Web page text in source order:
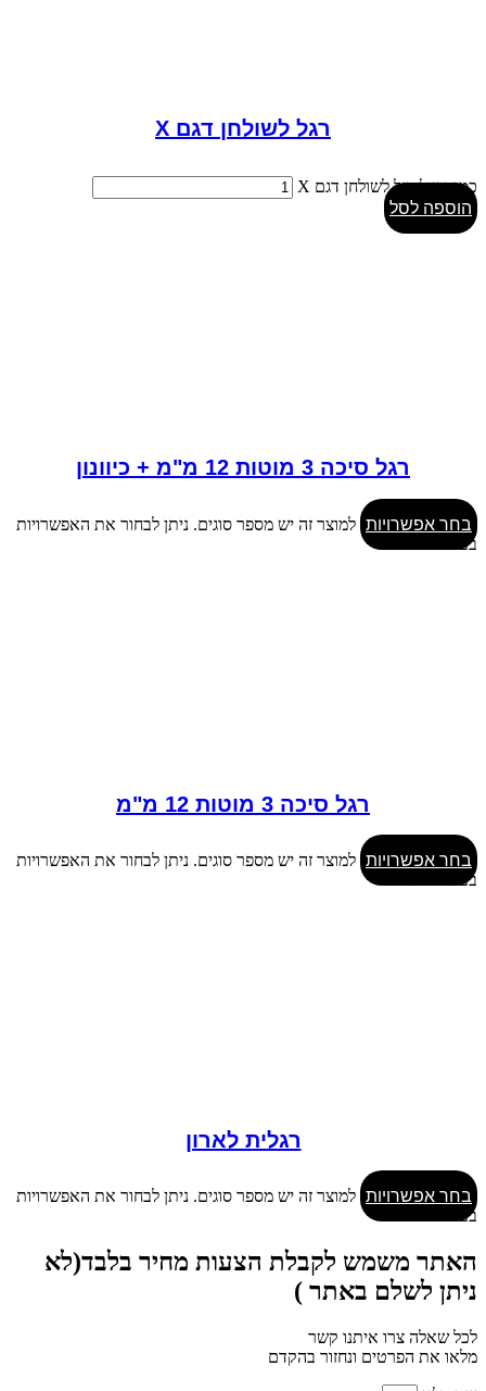
רגל לשולחן דגם X
כמות של רגל לשולחן דגם X
הוספה לסל
רגל סיכה 3 מוטות 12 מ"מ + כיוונון
בחר אפשרויות למוצר זה יש מספר סוגים. ניתן לבחור את האפשרויות
בעמוד המוצר
רגל סיכה 3 מוטות 12 מ"מ
בחר אפשרויות למוצר זה יש מספר סוגים. ניתן לבחור את האפשרויות
בעמוד המוצר
רגלית לארון
בחר אפשרויות למוצר זה יש מספר סוגים. ניתן לבחור את האפשרויות
בעמוד המוצר
האתר משמש לקבלת הצעות מחיר בלבד(לא
ניתן לשלם באתר )
לכל שאלה צרו איתנו קשר
מלאו את הפרטים ונחזור בהקדם